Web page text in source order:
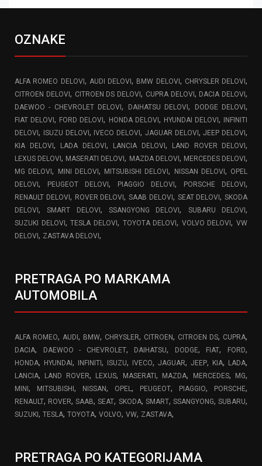
OZNAKE
ALFA ROMEO DELOVI , AUDI DELOVI , BMW DELOVI , CHRYSLER DELOVI ,
CITROEN DELOVI , CITROEN DS DELOVI , CUPRA DELOVI , DACIA DELOVI ,
DAEWOO - CHEVROLET DELOVI, DAIHATSU DELOVI, DODGE DELOVI,
FIAT DELOVI, FORD DELOVI, HONDA DELOVI , HYUNDAI DELOVI ,
INFINITI
DELOVI , ISUZU DELOVI , IVECO DELOVI , JAGUAR DELOVI ,JEEP DELOVI ,
KIA DELOVI , LADA DELOVI , LANCIA DELOVI , LAND ROVER DELOVI ,
LEXUS DELOVI, MASERATI DELOVI, MAZDA DELOVI , MERCEDES DELOVI,
MG DELOVI, MINI DELOVI , MITSUBISHI DELOVI, NISSAN DELOVI , OPEL
DELOVI , PEUGEOT DELOVI , PIAGGIO DELOVI , PORSCHE DELOVI ,
RENAULT DELOVI , ROVER DELOVI, SAAB DELOVI , SEAT DELOVI, SKODA
DELOVI ,SMART DELOVI ,SSANGYONG DELOVI, SUBARU DELOVI,
SUZUKI DELOVI ,TESLA DELOVI , TOYOTA DELOVI, VOLVO DELOVI, VW
DELOVI , ZASTAVA DELOVI ,
PRETRAGA PO MARKAMA
AUTOMOBILA
ALFA ROMEO, AUDI , BMW, CHRYSLER, CITROEN, CITROEN DS, CUPRA,
DACIA, DAEWOO - CHEVROLET, DAIHATSU, DODGE, FIAT, FORD,
HONDA, HYUNDAI , INFINITI , ISUZU, IVECO, JAGUAR, JEEP, KIA, LADA,
LANCIA, LAND ROVER, LEXUS, MASERATI , MAZDA, MERCEDES, MG,
MINI , MITSUBISHI , NISSAN, OPEL, PEUGEOT, PIAGGIO, PORSCHE,
RENAULT, ROVER,SAAB,SEAT, SKODA, SMART, SSANGYONG,SUBARU,
SUZUKI , TESLA, TOYOTA, VOLVO, VW, ZASTAVA,
PRETRAGA PO KATEGORIJAMA